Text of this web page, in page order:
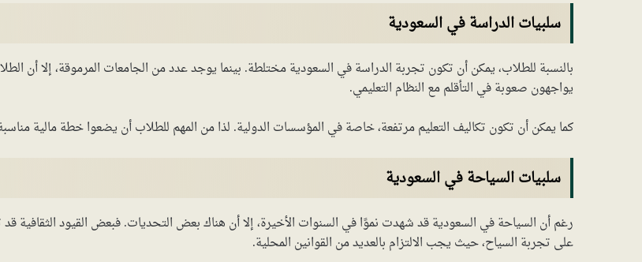
سلبيات الدراسة في السعودية
بالنسبة للطلاب، يمكن أن تكون تجربة الدراسة في السعودية مختلطة. بينما يوجد عدد من الجامعات المرموقة، إلا أن
يواجهون صعوبة في التأقلم مع النظام التعليمي.
كما يمكن أن تكون تكاليف التعليم مرتفعة، خاصة في المؤسسات الدولية. لذا من المهم للطلاب أن يضعوا خطة مالية
سلبيات السياحة في السعودية
رغم أن السياحة في السعودية قد شهدت نموًا في السنوات الأخيرة، إلا أن هناك بعض التحديات. فبعض القيود الثقافية قد
على تجربة السياح، حيث يجب الالتزام بالعديد من القوانين المحلية.